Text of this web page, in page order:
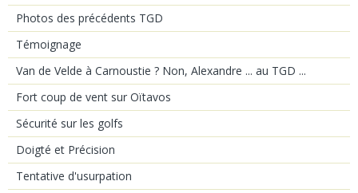
Photos des précédents TGD
Témoignage
Van de Velde à Carnoustie ? Non, Alexandre ... au TGD ...
Fort coup de vent sur Oïtavos
Sécurité sur les golfs
Doigté et Précision
Tentative d'usurpation